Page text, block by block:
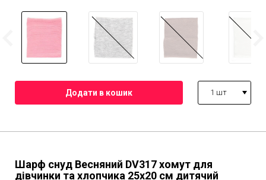
1 шт
Шарф снуд Весняний DV317 хомут для
дівчинки та хлопчика 25х20 см дитячий